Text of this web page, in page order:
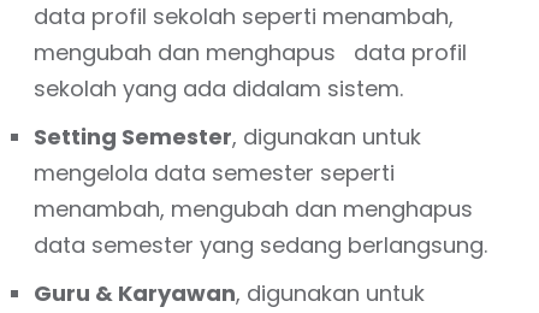
data profil sekolah seperti menambah,
mengubah dan menghapus data profil
sekolah yang ada didalam sistem.
Setting Semester, digunakan untuk
mengelola data semester seperti
menambah, mengubah dan menghapus
data semester yang sedang berlangsung.
Guru & Karyawan, digunakan untuk